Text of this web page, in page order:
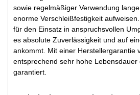
sowie regelmäßiger Verwendung
enorme Verschleißfestigkeit
für den Einsatz in anspruchsvollen
es absolute Zuverlässigkeit und auf
ankommt. Mit einer Herstellergarantie
entsprechend sehr hohe Lebensdauer
garantiert.